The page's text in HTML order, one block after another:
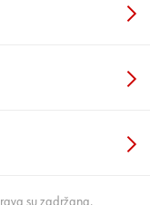
su zadržana.